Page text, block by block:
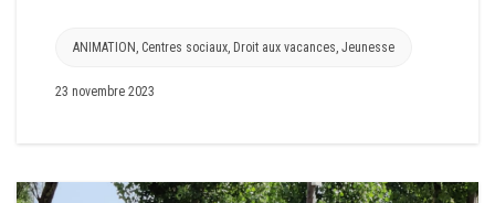
ANIMATION , Centres sociaux, Droit aux vacances, Jeunesse
23 novembre 2023